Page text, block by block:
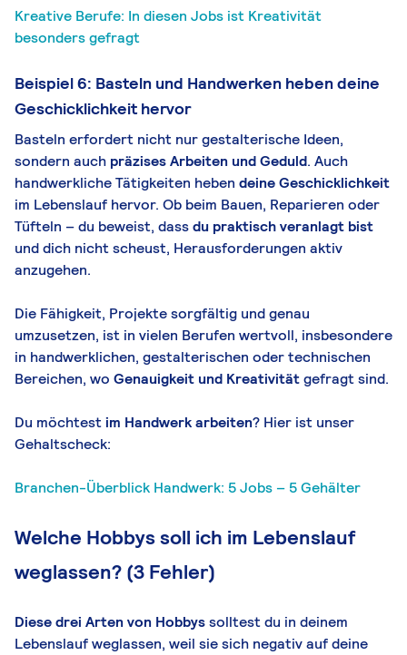
Kreative Berufe: In diesen Jobs ist Kreativität
besonders gefragt
Beispiel 6: Basteln und Handwerken heben deine
Geschicklichkeit hervor
Basteln erfordert nicht nur gestalterische Ideen,
sondern auch präzises Arbeiten und Geduld. Auch
handwerkliche Tätigkeiten heben deine Geschicklichkeit
im Lebenslauf hervor. Ob beim Bauen, Reparieren oder
Tüfteln – du beweist, dassdu praktisch veranlagt bist
und dich nicht scheust, Herausforderungen aktiv
anzugehen.
Die Fähigkeit, Projekte sorgfältig und genau
umzusetzen, ist in vielen Berufen wertvoll, insbesondere
in handwerklichen, gestalterischen oder technischen
Bereichen, wo Genauigkeit und Kreativitätgefragt sind.
Du möchtestim Handwerk arbeiten? Hier ist unser
Gehaltscheck:
Branchen-Überblick Handwerk: 5 Jobs – 5 Gehälter
Welche Hobbys soll ich im Lebenslauf
weglassen? (3 Fehler)
Diese drei Arten von Hobbyssolltest du in deinem
Lebenslauf weglassen, weil sie sich negativ auf deine